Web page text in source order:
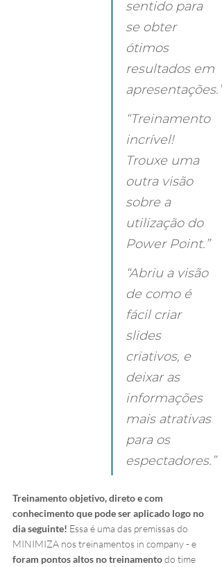
sentido para
se obter
ótimos
resultados em
apresentações.”
“Treinamento
incrível!
Trouxe uma
outra visão
sobre a
utilização do
Power Point.”
“Abriu a visão
de como é
fácil criar
slides
criativos, e
deixar as
informações
mais atrativas
para os
espectadores.”
Treinamento objetivo, direto e com
conhecimento que pode ser aplicado logo no
dia seguinte! Essa é uma das premissas do
MINIMIZA nos treinamentos in company - e
foram pontos altos no treinamento do time